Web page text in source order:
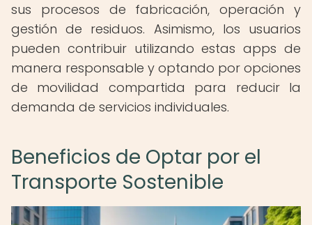
sus procesos de fabricación, operación y
gestión de residuos. Asimismo, los usuarios
pueden contribuir utilizando estas apps de
manera responsable y optando por opciones
de movilidad compartida para reducir la
demanda de servicios individuales.
Beneficios de Optar por el
Transporte Sostenible